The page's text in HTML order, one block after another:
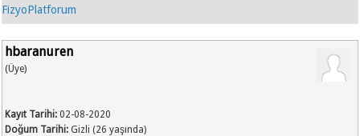
FizyoPlatforum
hbaranuren
(Üye)
Kayıt Tarihi: 02-08-2020
Doğum Tarihi: Gizli (26 yaşında)